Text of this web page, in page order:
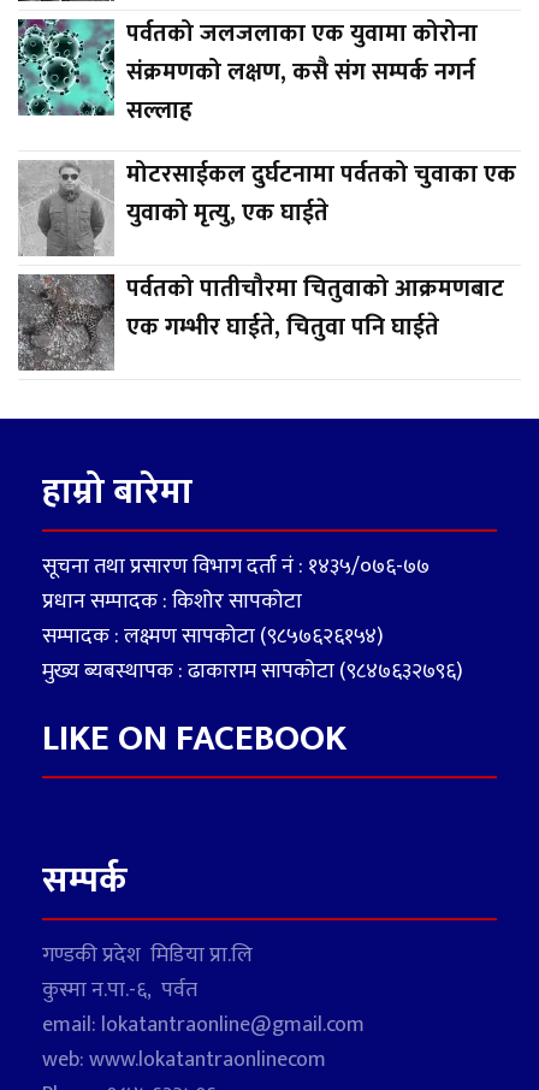
पर्वतको जलजलाका एक युवामा कोरोना
संक्रमणको लक्षण, कसै संग सम्पर्क नगर्न
सल्लाह
मोटरसाईकल दुर्घटनामा पर्वतको चुवाका एक
युवाको मृत्यु, एक घाईते
पर्वतको पातीचौरमा चितुवाको आक्रमणबाट
एक गम्भीर घाईते, चितुवा पनि घाईते
हाम्रो बारेमा
सूचना तथा प्रसारण विभाग दर्ता नं : १४३५/०७६-७७
प्रधान सम्पादक : किशोर सापकोटा
सम्पादक : लक्ष्मण सापकोटा (९८५७६२६१५४)
मुख्य ब्यबस्थापक : ढाकाराम सापकोटा (९८४७६३२७९६)
LIKE ON FACEBOOK
सम्पर्क
गण्डकी प्रदेश मिडिया प्रा.लि
कुस्मा न.पा.-६, पर्वत
email: lokatantraonline@gmail.com
web: www.lokatantraonlinecom